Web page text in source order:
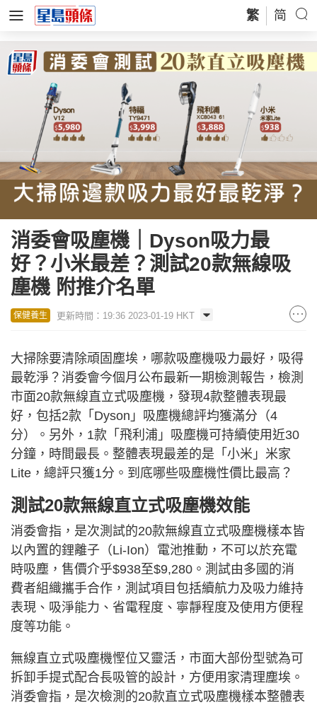
繁 简
消委會吸塵機｜Dyson吸力最
好？小米最差？測試20款無線吸
塵機 附推介名單
保健養生 更新時間：19:36 2023-01-19 HKT
大掃除要清除頑固塵埃，哪款吸塵機吸力最好，吸得
最乾淨？消委會今個月公布最新一期檢測報告，檢測
市面20款無線直立式吸塵機，發現4款整體表現最
好，包括2款「Dyson」吸塵機總評均獲滿分（4
分）。另外，1款「飛利浦」吸塵機可持續使用近30
分鐘，時間最長。整體表現最差的是「小米」米家
Lite，總評只獲1分。到底哪些吸塵機性價比最高？
測試20款無線直立式吸塵機效能
消委會指，是次測試的20款無線直立式吸塵機樣本皆
以內置的鋰離子（Li-Ion）電池推動，不可以於充電
時吸塵，售價介乎$938至$9,280。測試由多國的消
費者組織攜手合作，測試項目包括續航力及吸力維持
表現、吸淨能力、省電程度、寧靜程度及使用方便程
度等功能。
無線直立式吸塵機慳位又靈活，市面大部份型號為可
拆卸手提式配合長吸管的設計，方便用家清理塵埃。
消委會指，是次檢測的20款直立式吸塵機樣本整體表